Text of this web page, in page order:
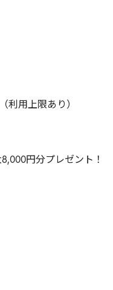
利用上限あり）
円分プレゼント！